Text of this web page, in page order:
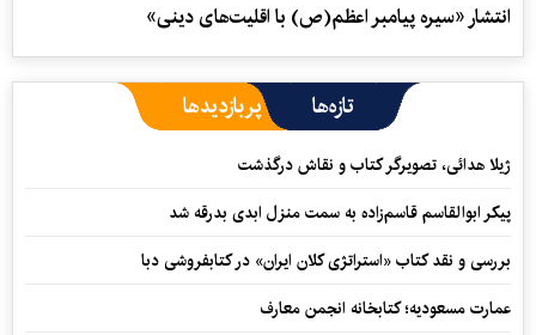
انتشار «سیره پیامبر اعظم(ص) با اقلیت‌های دینی»
تازه‌ها پربازدیدها
ژیلا هدائی، تصویرگر کتاب و نقاش درگذشت
پیکر ابوالقاسم قاسم‌زاده به سمت منزل ابدی بدرقه شد
بررسی و نقد کتاب «استراتژی کلان ایران» در کتابفروشی دبا
عمارت مسعودیه؛ کتابخانه انجمن معارف